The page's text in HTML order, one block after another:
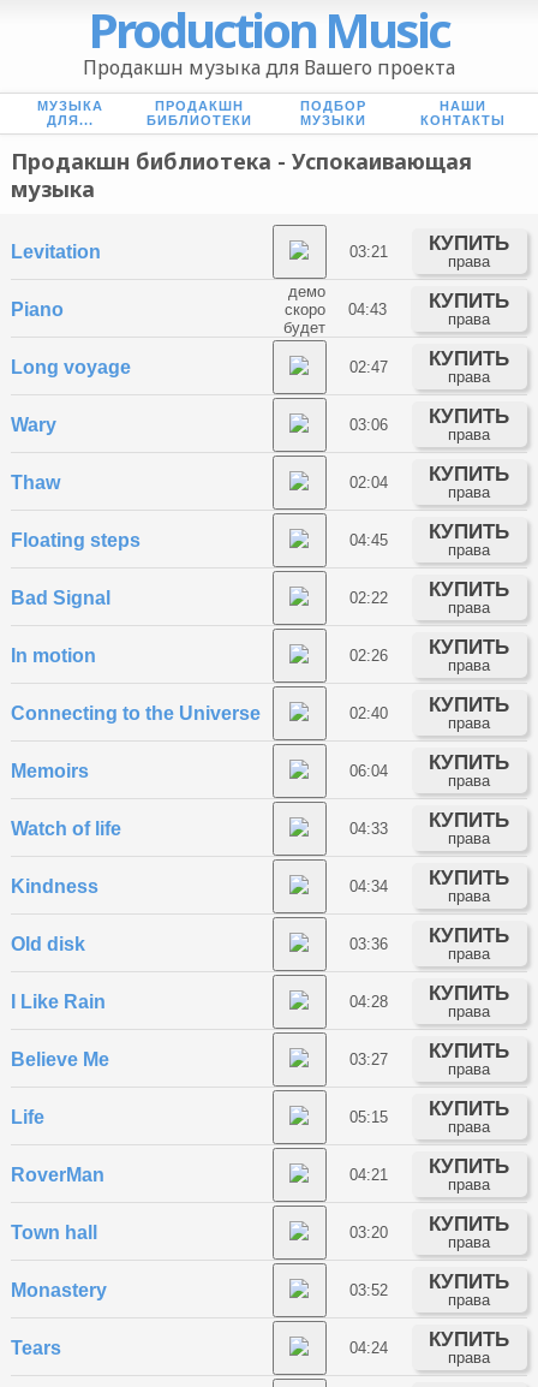
Production Music
Продакшн музыка для Вашего проекта
МУЗЫКА
ДЛЯ...
ПРОДАКШН
БИБЛИОТЕКИ
ПОДБОР
МУЗЫКИ
НАШИ
КОНТАКТЫ
Продакшн библиотека - Успокаивающая
музыка
Levitation 03:21 КУПИТЬ
права
Piano
демо
скоро
будет
04:43 КУПИТЬ
права
Long voyage 02:47 КУПИТЬ
права
Wary 03:06 КУПИТЬ
права
Thaw 02:04 КУПИТЬ
права
Floating steps 04:45 КУПИТЬ
права
Bad Signal 02:22 КУПИТЬ
права
In motion 02:26 КУПИТЬ
права
Connecting to the Universe 02:40 КУПИТЬ
права
Memoirs 06:04 КУПИТЬ
права
Watch of life 04:33 КУПИТЬ
права
Kindness 04:34 КУПИТЬ
права
Old disk 03:36 КУПИТЬ
права
I Like Rain 04:28 КУПИТЬ
права
Believe Me 03:27 КУПИТЬ
права
Life 05:15 КУПИТЬ
права
RoverMan 04:21 КУПИТЬ
права
Town hall 03:20 КУПИТЬ
права
Monastery 03:52 КУПИТЬ
права
Tears 04:24 КУПИТЬ
права